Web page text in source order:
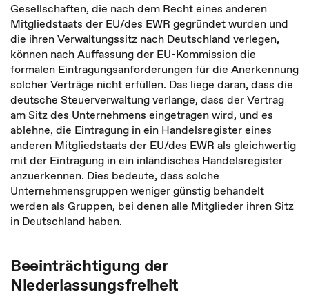
Gesellschaften, die nach dem Recht eines anderen
Mitgliedstaats der EU/des EWR gegründet wurden und
die ihren Verwaltungssitz nach Deutschland verlegen,
können nach Auffassung der EU-Kommission die
formalen Eintragungsanforderungen für die Anerkennung
solcher Verträge nicht erfüllen. Das liege daran, dass die
deutsche Steuerverwaltung verlange, dass der Vertrag
am Sitz des Unternehmens eingetragen wird, und es
ablehne, die Eintragung in ein Handelsregister eines
anderen Mitgliedstaats der EU/des EWR als gleichwertig
mit der Eintragung in ein inländisches Handelsregister
anzuerkennen. Dies bedeute, dass solche
Unternehmensgruppen weniger günstig behandelt
werden als Gruppen, bei denen alle Mitglieder ihren Sitz
in Deutschland haben.
Beeinträchtigung der
Niederlassungsfreiheit